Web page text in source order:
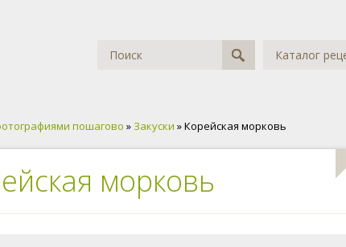
Каталог
пошагово » Закуски » Корейская морковь
морковь